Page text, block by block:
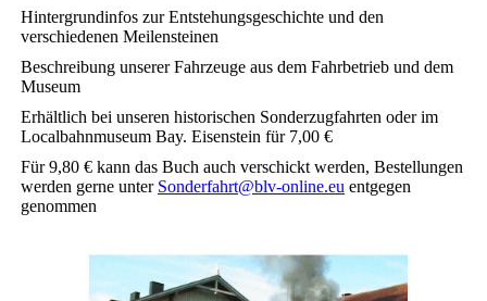
Hintergrundinfos zur Entstehungsgeschichte und den
verschiedenen Meilensteinen
Beschreibung unserer Fahrzeuge aus dem Fahrbetrieb und dem
Museum
Erhältlich bei unseren historischen Sonderzugfahrten oder im
Localbahnmuseum Bay. Eisenstein für 7,00 €
Für 9,80 € kann das Buch auch verschickt werden, Bestellungen
werden gerne unter Sonderfahrt@blv-online.eu entgegen
genommen